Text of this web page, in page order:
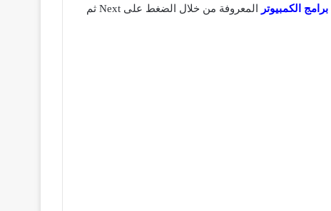
برامج الكمبيوتر
المعروفة من خلال الضغط على Next ثم